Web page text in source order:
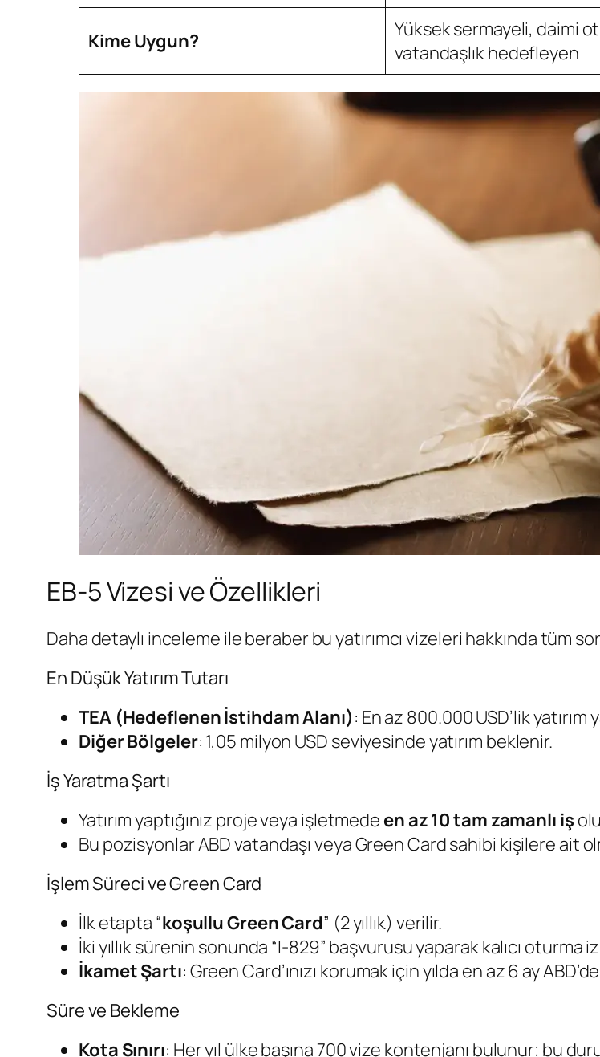
Kime Uygun?
Yüksek sermayeli, daimi
vatandaşlık hedefleyen
EB-5 Vizesi ve Özellikleri
Daha detaylı inceleme ile beraber bu yatırımcı vizeleri hakkında tüm
En Düşük Yatırım Tutarı
TEA (Hedeflenen İstihdam Alanı): En az 800.000 USD’lik yatırım
Diğer Bölgeler: 1,05 milyon USD seviyesinde yatırım beklenir.
İş Yaratma Şartı
Yatırım yaptığınız proje veya işletmede en az 10 tam zamanlı iş
Bu pozisyonlar ABD vatandaşı veya Green Card sahibi kişilere ait
İşlem Süreci ve Green Card
İlk etapta “koşullu Green Card” (2 yıllık) verilir.
İki yıllık sürenin sonunda “I-829” başvurusu yaparak kalıcı
İkamet Şartı: Green Card’ınızı korumak için yılda en az 6 ay
Süre ve Bekleme
Kota Sınırı: Her yıl ülke başına 700 vize kontenjanı bulunur; bu